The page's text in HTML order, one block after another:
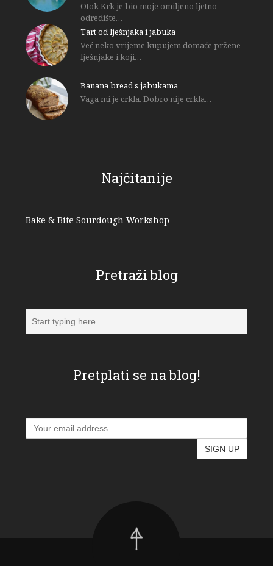
Otok Krk je bio moje omiljeno ljetno
odredište…
Tart od lješnjaka i jabuka
Već neko vrijeme kupujem domaće pržene
lješnjake i koji…
Banana bread s jabukama
Vaga mi je crkla. Dobro nije crkla…
Najčitanije
Bake & Bite Sourdough Workshop
Pretraži blog
Pretplati se na blog!